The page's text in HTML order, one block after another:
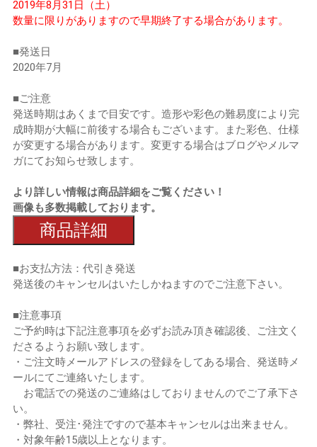
2019年8月31日（土）
数量に限りがありますので早期終了する場合があります。
■発送日
2020年7月
■ご注意
発送時期はあくまで目安です。造形や彩色の難易度により完
成時期が大幅に前後する場合もございます。また彩色、仕様
が変更する場合があります。変更する場合はブログやメルマ
ガにてお知らせ致します。
より詳しい情報は商品詳細をご覧ください！
画像も多数掲載しております。
商品詳細
■お支払方法：代引き発送
発送後のキャンセルはいたしかねますのでご注意下さい。
■注意事項
ご予約時は下記注意事項を必ずお読み頂き確認後、ご注文く
ださるようお願い致します。
・ご注文時メールアドレスの登録をしてある場合、発送時メ
ールにてご連絡いたします。
お電話での発送のご連絡はしておりませんのでご了承下さ
い。
・弊社、受注･発注ですので基本キャンセルは出来ません。
・対象年齢15歳以上となります。